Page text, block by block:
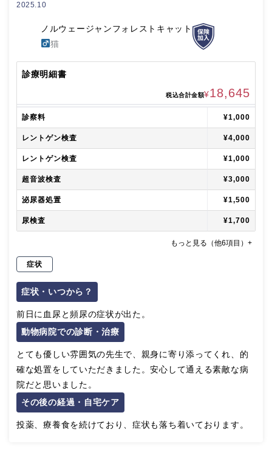
2025.10
ノルウェージャンフォレストキャット
猫
診療明細書
税込合計金額¥18,645
診察料 ¥1,000
レントゲン検査 ¥4,000
レントゲン検査 ¥1,000
超音波検査 ¥3,000
泌尿器処置 ¥1,500
尿検査 ¥1,700
もっと見る（他6項目）+
症状
症状・いつから？
前日に血尿と頻尿の症状が出た。
動物病院での診断・治療
とても優しい雰囲気の先生で、親身に寄り添ってくれ、的
確な処置をしていただきました。安心して通える素敵な病
院だと思いました。
その後の経過・自宅ケア
投薬、療養食を続けており、症状も落ち着いております。